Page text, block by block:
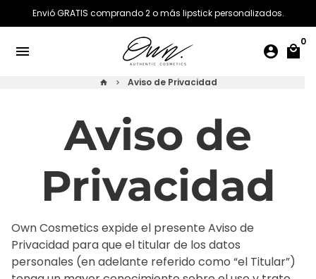
directamente
contenido
Envió GRATIS comprando 2 o más lipstick personalizados.
menu account_circle local_mall
0
home keyboard_arrow_right Aviso de Privacidad
Aviso de
Privacidad
Own Cosmetics expide el presente Aviso de
Privacidad para que el titular de los datos
personales (en adelante referido como “el Titular”)